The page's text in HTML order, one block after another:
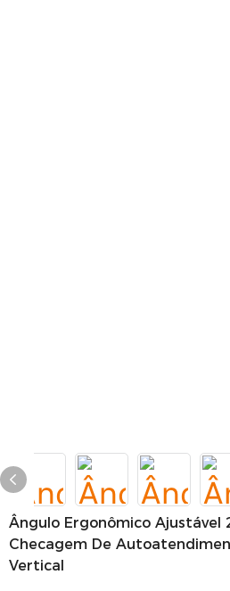
Ângulo Ergonômico Ajustável
Checagem De
Vertical